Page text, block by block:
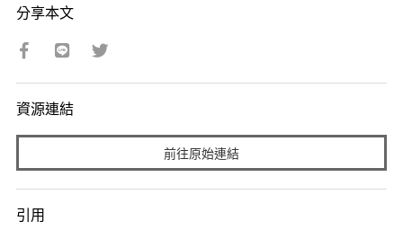
分享本文
資源連結
前往原始連結
引用